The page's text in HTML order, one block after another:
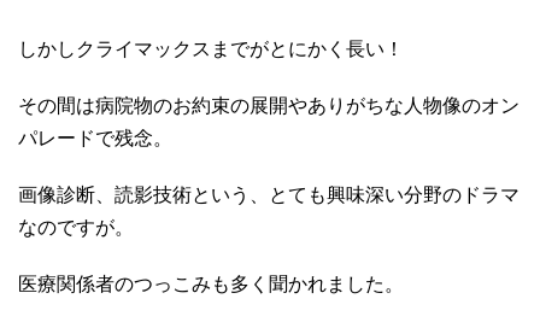
しかしクライマックスまでがとにかく長い！
その間は病院物のお約束の展開やありがちな人物像のオン
パレードで残念。
画像診断、読影技術という、とても興味深い分野のドラマ
なのですが。
医療関係者のつっこみも多く聞かれました。